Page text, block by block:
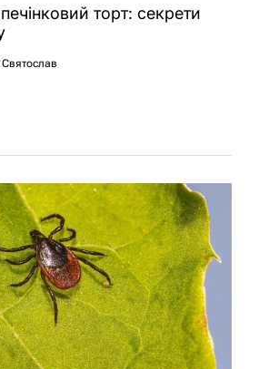
торт: секрети